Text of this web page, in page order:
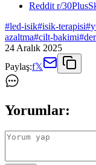
Reddit r/
#led-isik#isik-terapisi#
azaltma#cilt-bakimi#
24 Aralık 2025
Paylaş:f𝕏
Yorumlar: